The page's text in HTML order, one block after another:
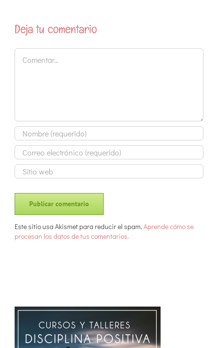
Deja tu comentario
Comentar
Este sitio usa Akismet para reducir el spam. Aprende cómo se
procesan los datos de tus comentarios.